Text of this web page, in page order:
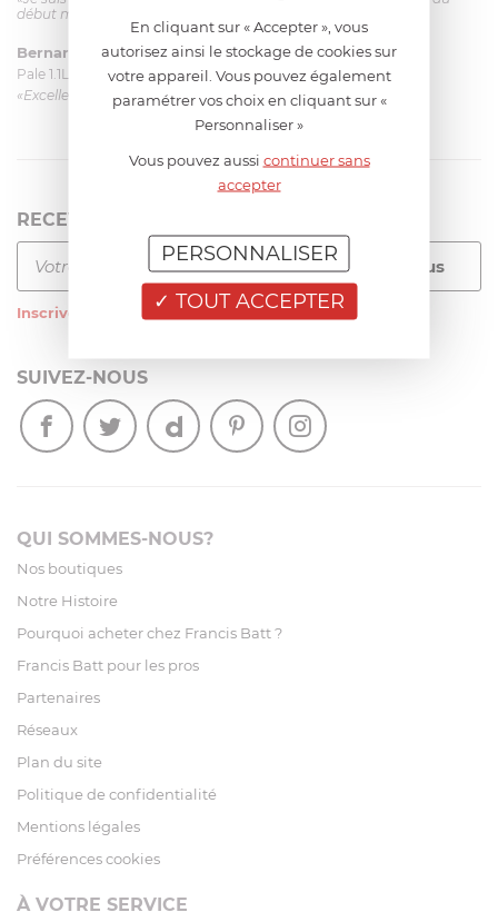
début mais ça le fait. La livraison a été très rapide. ...»
Bernard le 23/06/2026 à 09:43
Pale 1.1L pour Glacier Magimix 11031/121/123/124
«Excellent: produit et livraison»
RECEVEZ LA NEWSLETTER
Inscrivez-vous à notre newsletter
SUIVEZ-NOUS
QUI SOMMES-NOUS?
Nos boutiques
Notre Histoire
Pourquoi acheter chez Francis Batt ?
Francis Batt pour les pros
Partenaires
Réseaux
Plan du site
Politique de confidentialité
Mentions légales
Préférences cookies
À VOTRE SERVICE
En cliquant sur « Accepter », vous
autorisez ainsi le stockage de cookies sur
votre appareil. Vous pouvez également
paramétrer vos choix en cliquant sur «
Personnaliser »
Vous pouvez aussi continuer sans
accepter
TOUT ACCEPTER
PERSONNALISER